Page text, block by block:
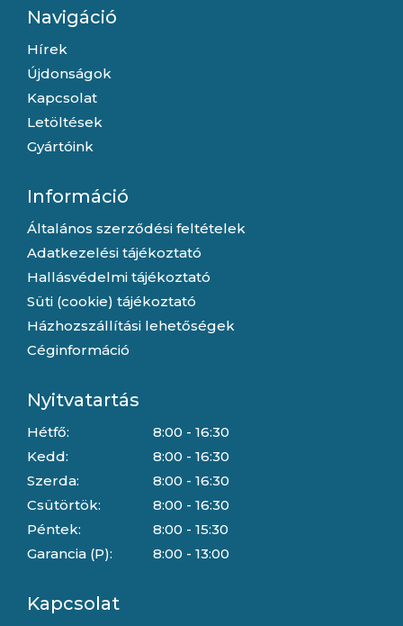
Navigáció
Hírek
Újdonságok
Kapcsolat
Letöltések
Gyártóink
Információ
Általános szerződési feltételek
Adatkezelési tájékoztató
Hallásvédelmi tájékoztató
Süti (cookie) tájékoztató
Házhozszállítási lehetőségek
Céginformáció
Nyitvatartás
Hétfő:
Kedd:
Szerda:
Csütörtök:
Péntek:
Garancia (P):
8:00 - 16:30
8:00 - 16:30
8:00 - 16:30
8:00 - 16:30
8:00 - 15:30
8:00 - 13:00
Kapcsolat